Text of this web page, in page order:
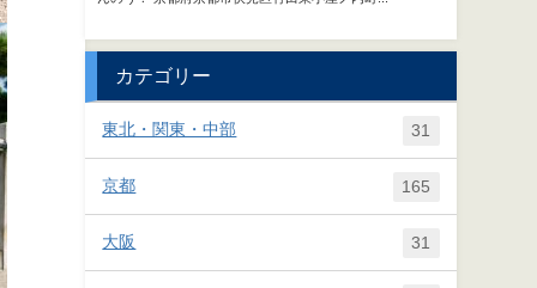
カテゴリー
東北・関東・中部 31
京都 165
大阪 31